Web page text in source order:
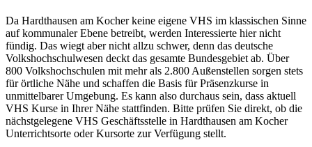
Da Hardthausen am Kocher keine eigene VHS im klassischen Sinne
auf kommunaler Ebene betreibt, werden Interessierte hier nicht
fündig. Das wiegt aber nicht allzu schwer, denn das deutsche
Volkshochschulwesen deckt das gesamte Bundesgebiet ab. Über
800 Volkshochschulen mit mehr als 2.800 Außenstellen sorgen stets
für örtliche Nähe und schaffen die Basis für Präsenzkurse in
unmittelbarer Umgebung. Es kann also durchaus sein, dass aktuell
VHS Kurse in Ihrer Nähe stattfinden. Bitte prüfen Sie direkt, ob die
nächstgelegene VHS Geschäftsstelle in Hardthausen am Kocher
Unterrichtsorte oder Kursorte zur Verfügung stellt.